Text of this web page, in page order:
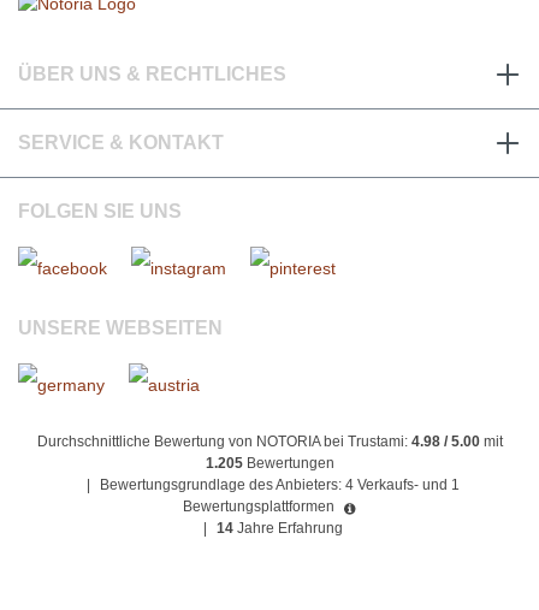
ÜBER UNS & RECHTLICHES
SERVICE & KONTAKT
FOLGEN SIE UNS
UNSERE WEBSEITEN
Durchschnittliche Bewertung von NOTORIA bei Trustami: 4.98 / 5.00mit
1.205 Bewertungen
Bewertungsgrundlage des Anbieters: 4 Verkaufs- und 1
Bewertungsplattformen
14 Jahre Erfahrung